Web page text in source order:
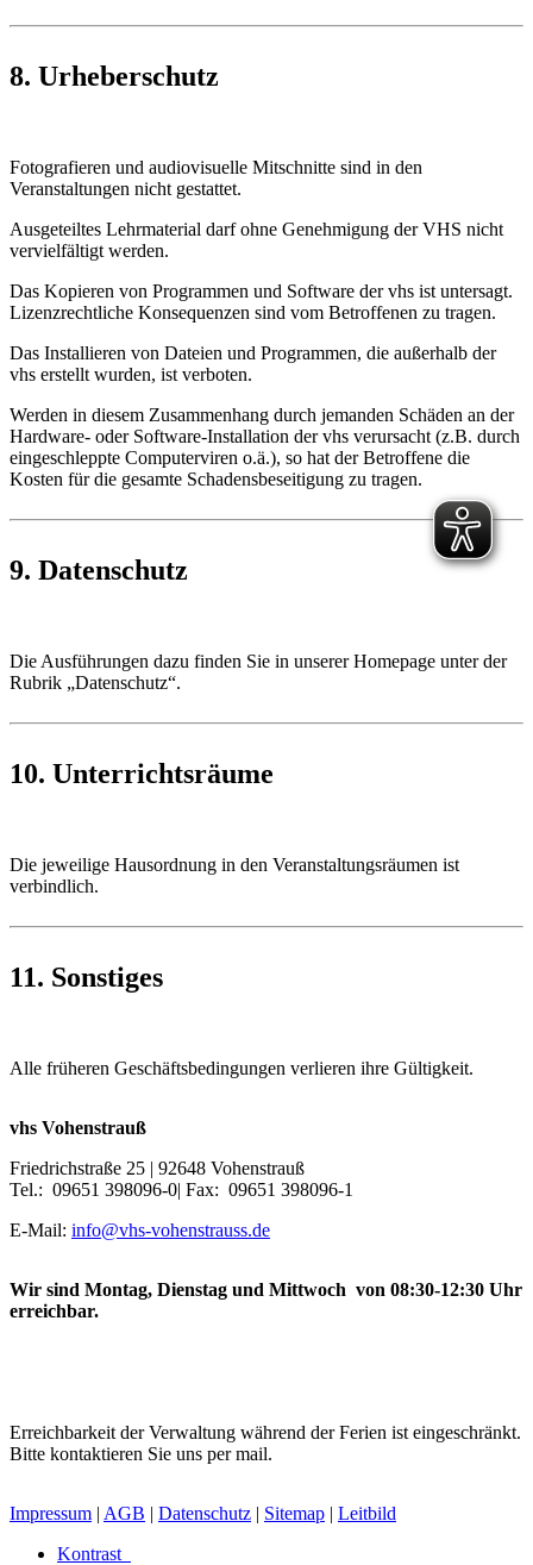
8. Urheberschutz
Fotografieren und audiovisuelle Mitschnitte sind in den
Veranstaltungen nicht gestattet.
Ausgeteiltes Lehrmaterial darf ohne Genehmigung der VHS nicht
vervielfältigt werden.
Das Kopieren von Programmen und Software der vhs ist untersagt.
Lizenzrechtliche Konsequenzen sind vom Betroffenen zu tragen.
Das Installieren von Dateien und Programmen, die außerhalb der
vhs erstellt wurden, ist verboten.
Werden in diesem Zusammenhang durch jemanden Schäden an der
Hardware- oder Software-Installation der vhs verursacht (z.B. durch
eingeschleppte Computerviren o.ä.), so hat der Betroffene die
Kosten für die gesamte Schadensbeseitigung zu tragen.
9. Datenschutz
Die Ausführungen dazu finden Sie in unserer Homepage unter der
Rubrik „Datenschutz“.
10. Unterrichtsräume
Die jeweilige Hausordnung in den Veranstaltungsräumen ist
verbindlich.
11. Sonstiges
Alle früheren Geschäftsbedingungen verlieren ihre Gültigkeit.
vhs Vohenstrauß
Friedrichstraße 25 | 92648 Vohenstrauß
Tel.: 09651 398096-0| Fax: 09651 398096-1
E-Mail: info@vhs-vohenstrauss.de
Wir sind Montag, Dienstag und Mittwoch von 08:30-12:30 Uhr
erreichbar.
Erreichbarkeit der Verwaltung während der Ferien ist eingeschränkt.
Bitte kontaktieren Sie uns per mail.
Impressum | AGB | Datenschutz | Sitemap | Leitbild
Kontrast